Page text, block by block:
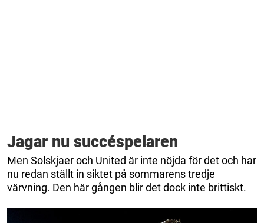
Jagar nu succéspelaren
Men Solskjaer och United är inte nöjda för det och har
nu redan ställt in siktet på sommarens tredje
värvning. Den här gången blir det dock inte brittiskt.